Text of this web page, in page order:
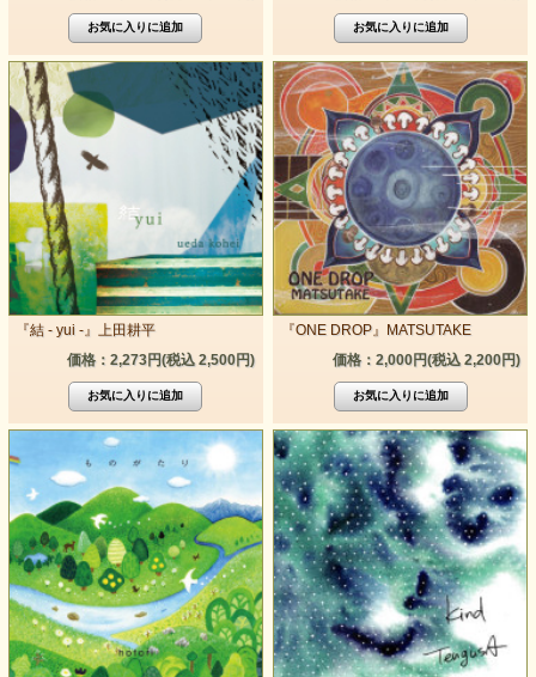
『結 - yui -』上田耕平
価格：2,273円(税込 2,500円)
『ONE DROP』MATSUTAKE
価格：2,000円(税込 2,200円)